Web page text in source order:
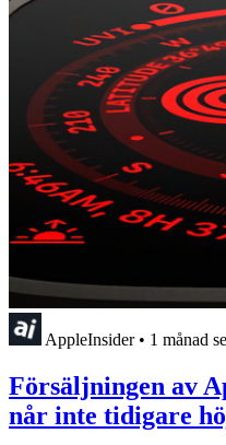
AppleInsider • 1 månad
Försäljningen av
når inte tidigare